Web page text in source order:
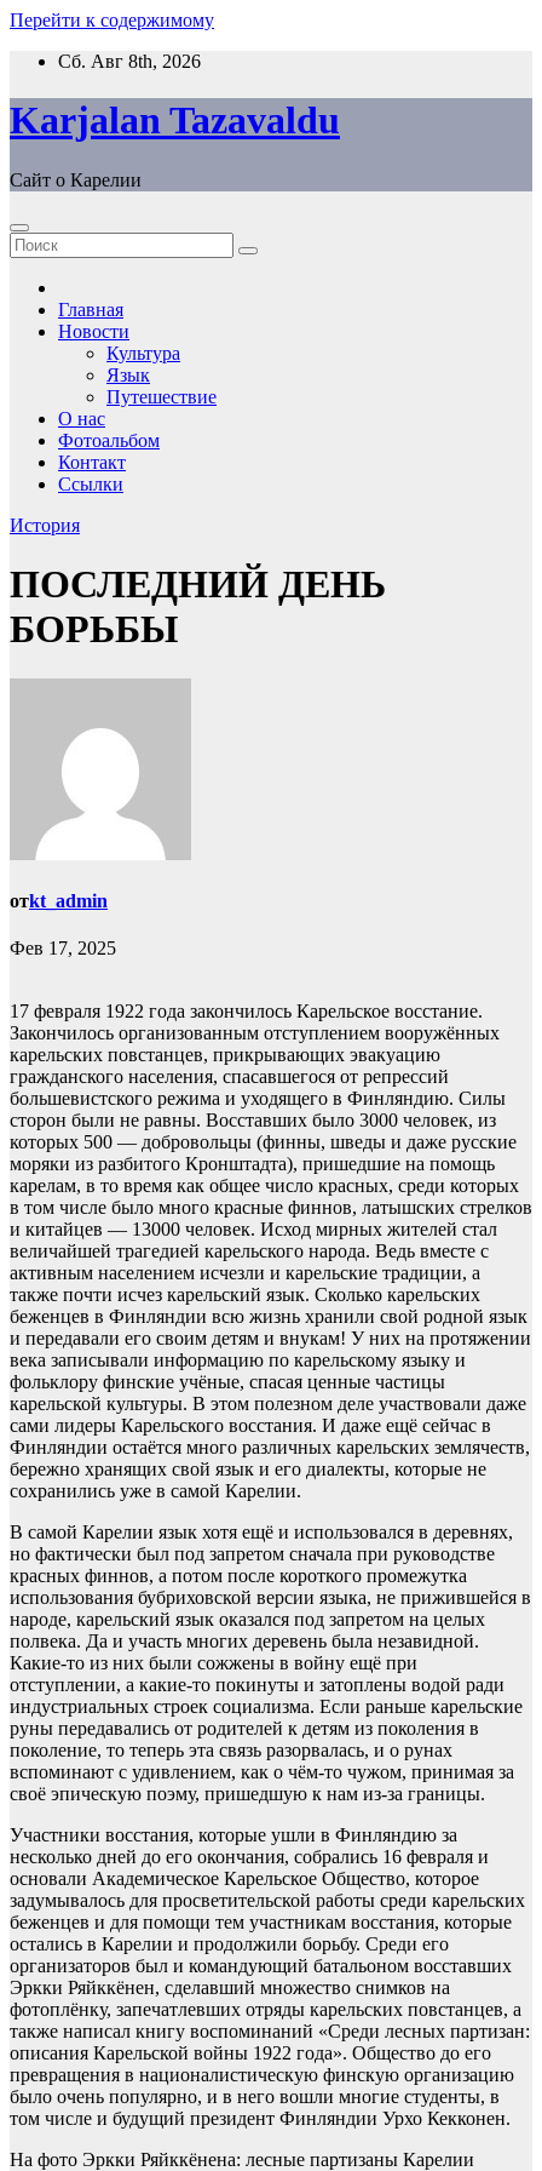
Перейти к содержимому
Сб. Авг 8th, 2026
Karjalan Tazavaldu
Сайт о Карелии
Главная
Новости
Культура
Язык
Путешествие
О нас
Фотоальбом
Контакт
Ссылки
История
ПОСЛЕДНИЙ ДЕНЬ
БОРЬБЫ
отkt_admin
Фев 17, 2025
17 февраля 1922 года закончилось Карельское восстание.
Закончилось организованным отступлением вооружённых
карельских повстанцев, прикрывающих эвакуацию
гражданского населения, спасавшегося от репрессий
большевистского режима и уходящего в Финляндию. Силы
сторон были не равны. Восставших было 3000 человек, из
которых 500 — добровольцы (финны, шведы и даже русские
моряки из разбитого Кронштадта), пришедшие на помощь
карелам, в то время как общее число красных, среди которых
в том числе было много красные финнов, латышских стрелков
и китайцев — 13000 человек. Исход мирных жителей стал
величайшей трагедией карельского народа. Ведь вместе с
активным населением исчезли и карельские традиции, а
также почти исчез карельский язык. Сколько карельских
беженцев в Финляндии всю жизнь хранили свой родной язык
и передавали его своим детям и внукам! У них на протяжении
века записывали информацию по карельскому языку и
фольклору финские учёные, спасая ценные частицы
карельской культуры. В этом полезном деле участвовали даже
сами лидеры Карельского восстания. И даже ещё сейчас в
Финляндии остаётся много различных карельских землячеств,
бережно хранящих свой язык и его диалекты, которые не
сохранились уже в самой Карелии.
В самой Карелии язык хотя ещё и использовался в деревнях,
но фактически был под запретом сначала при руководстве
красных финнов, а потом после короткого промежутка
использования бубриховской версии языка, не прижившейся в
народе, карельский язык оказался под запретом на целых
полвека. Да и участь многих деревень была незавидной.
Какие-то из них были сожжены в войну ещё при
отступлении, а какие-то покинуты и затоплены водой ради
индустриальных строек социализма. Если раньше карельские
руны передавались от родителей к детям из поколения в
поколение, то теперь эта связь разорвалась, и о рунах
вспоминают с удивлением, как о чём-то чужом, принимая за
своё эпическую поэму, пришедшую к нам из-за границы.
Участники восстания, которые ушли в Финляндию за
несколько дней до его окончания, собрались 16 февраля и
основали Академическое Карельское Общество, которое
задумывалось для просветительской работы среди карельских
беженцев и для помощи тем участникам восстания, которые
остались в Карелии и продолжили борьбу. Среди его
организаторов был и командующий батальоном восставших
Эркки Ряйккёнен, сделавший множество снимков на
фотоплёнку, запечатлевших отряды карельских повстанцев, а
также написал книгу воспоминаний «Среди лесных партизан:
описания Карельской войны 1922 года». Общество до его
превращения в националистическую финскую организацию
было очень популярно, и в него вошли многие студенты, в
том числе и будущий президент Финляндии Урхо Кекконен.
На фото Эркки Ряйккёнена: лесные партизаны Карелии